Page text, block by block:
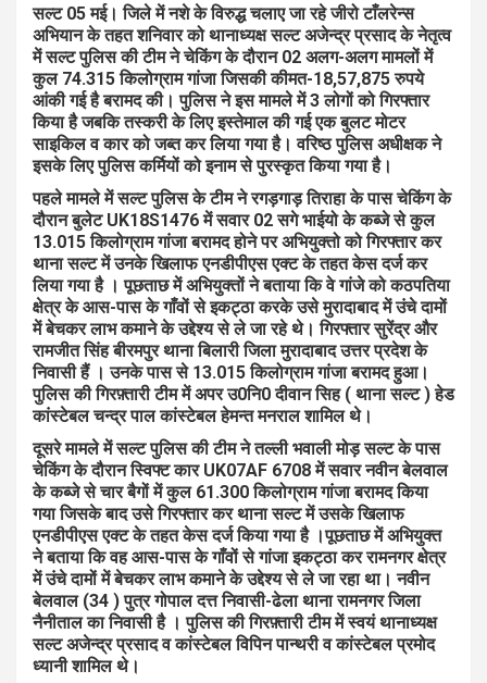
सल्ट 05 मई। जिले में नशे के विरुद्ध चलाए जा रहे जीरो टाँलरेन्स
अभियान के तहत शनिवार को थानाध्यक्ष सल्ट अजेन्द्र प्रसाद के नेतृत्व
में सल्ट पुलिस की टीम ने चेकिंग के दौरान 02 अलग-अलग मामलों में
कुल 74.315 किलोग्राम गांजा जिसकी कीमत-18,57,875 रुपये
आंकी गई है बरामद की। पुलिस ने इस मामले में 3 लोगों को गिरफ्तार
किया है जबकि तस्करी के लिए इस्तेमाल की गई एक बुलट मोटर
साइकिल व कार को जब्त कर लिया गया है। वरिष्ठ पुलिस अधीक्षक ने
इसके लिए पुलिस कर्मियों को इनाम से पुरस्कृत किया गया है।
पहले मामले में सल्ट पुलिस के टीम ने रगड़गाड़ तिराहा के पास चेकिंग के
दौरान बुलेट UK18S1476 में सवार 02 सगे भाईयो के कब्जे से कुल
13.015 किलोग्राम गांजा बरामद होने पर अभियुक्तो को गिरफ्तार कर
थाना सल्ट में उनके खिलाफ एनडीपीएस एक्ट के तहत केस दर्ज कर
लिया गया है । पूछताछ में अभियुक्तों ने बताया कि वे गांजे को कठपतिया
क्षेत्र के आस-पास के गाँवों से इकट्ठा करके उसे मुरादाबाद में उंचे दामों
में बेचकर लाभ कमाने के उद्देश्य से ले जा रहे थे। गिरफ्तार सुरेंद्र और
रामजीत सिंह बीरमपुर थाना बिलारी जिला मुरादाबाद उत्तर प्रदेश के
निवासी हैं । उनके पास से 13.015 किलोग्राम गांजा बरामद हुआ।
पुलिस की गिरफ़्तारी टीम में अपर उ0नि0 दीवान सिह ( थाना सल्ट ) हेड
कांस्टेबल चन्द्र पाल कांस्टेबल हेमन्त मनराल शामिल थे।
दूसरे मामले में सल्ट पुलिस की टीम ने तल्ली भवाली मोड़ सल्ट के पास
चेकिंग के दौरान स्विफ्ट कार UK07AF 6708 में सवार नवीन बेलवाल
के कब्जे से चार बैगों में कुल 61.300 किलोग्राम गांजा बरामद किया
गया जिसके बाद उसे गिरफ्तार कर थाना सल्ट में उसके खिलाफ
एनडीपीएस एक्ट के तहत केस दर्ज किया गया है ।पूछताछ में अभियुक्त
ने बताया कि वह आस-पास के गाँवों से गांजा इकट्ठा कर रामनगर क्षेत्र
में उंचे दामों में बेचकर लाभ कमाने के उद्देश्य से ले जा रहा था। नवीन
बेलवाल (34 ) पुत्र गोपाल दत्त निवासी-ढेला थाना रामनगर जिला
नैनीताल का निवासी है । पुलिस की गिरफ़्तारी टीम में स्वयं थानाध्यक्ष
सल्ट अजेन्द्र प्रसाद व कांस्टेबल विपिन पान्थरी व कांस्टेबल प्रमोद
ध्यानी शामिल थे।